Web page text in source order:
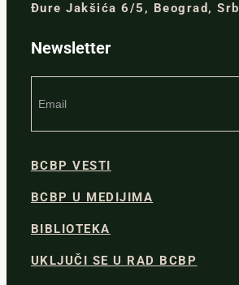
Đure Jakšića 6/5, Beograd,
Newsletter
BCBP VESTI
BCBP U MEDIJIMA
BIBLIOTEKA
UKLJUČI SE U RAD BCBP